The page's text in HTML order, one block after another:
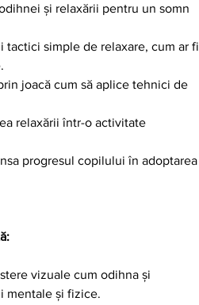
și relaxării pentru un somn
tactici simple de relaxare, cum ar fi
joacă cum să aplice tehnici de
relaxării într-o activitate
progresul copilului în adoptarea
vizuale cum odihna și
mentale și fizice.